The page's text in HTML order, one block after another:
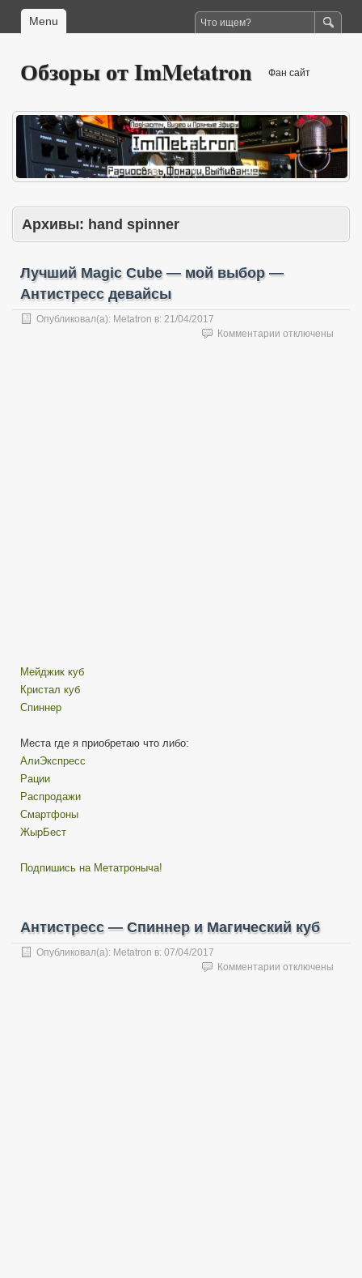
Menu
Обзоры от ImMetatron Фан сайт
Архивы: hand spinner
Лучший Magic Cube — мой выбор —
Антистресс девайсы
Опубликовал(а): Metatron в: 21/04/2017
Комментарии котключены
Мейджик куб
Кристал куб
Спиннер
Места где я приобретаю что либо:
АлиЭкспресс
Рации
Распродажи
Смартфоны
ЖырБест
Подпишись на Метатроныча!
Антистресс — Спиннер и Магический куб
Опубликовал(а): Metatron в: 07/04/2017
Комментарии котключены